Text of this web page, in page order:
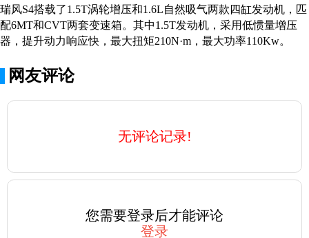
瑞风S4搭载了1.5T涡轮增压和1.6L自然吸气两款四缸发动机，匹
配6MT和CVT两套变速箱。其中1.5T发动机，采用低惯量增压
器，提升动力响应快，最大扭矩210N·m，最大功率110Kw。
网友评论
无评论记录!
您需要登录后才能评论
登录